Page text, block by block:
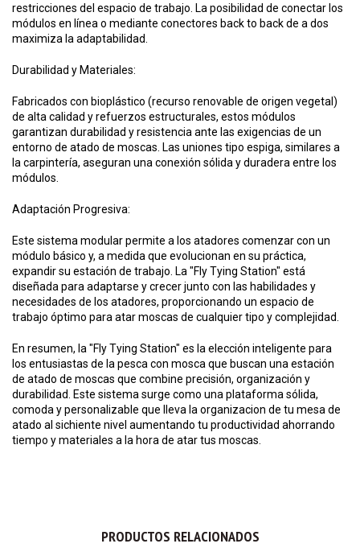
restricciones del espacio de trabajo. La posibilidad de conectar los
módulos en línea o mediante conectores back to back de a dos
maximiza la adaptabilidad.
Durabilidad y Materiales:
Fabricados con bioplástico (recurso renovable de origen vegetal)
de alta calidad y refuerzos estructurales, estos módulos
garantizan durabilidad y resistencia ante las exigencias de un
entorno de atado de moscas. Las uniones tipo espiga, similares a
la carpintería, aseguran una conexión sólida y duradera entre los
módulos.
Adaptación Progresiva:
Este sistema modular permite a los atadores comenzar con un
módulo básico y, a medida que evolucionan en su práctica,
expandir su estación de trabajo. La "Fly Tying Station" está
diseñada para adaptarse y crecer junto con las habilidades y
necesidades de los atadores, proporcionando un espacio de
trabajo óptimo para atar moscas de cualquier tipo y complejidad.
En resumen, la "Fly Tying Station" es la elección inteligente para
los entusiastas de la pesca con mosca que buscan una estación
de atado de moscas que combine precisión, organización y
durabilidad. Este sistema surge como una plataforma sólida,
comoda y personalizable que lleva la organizacion de tu mesa de
atado al sichiente nivel aumentando tu productividad ahorrando
tiempo y materiales a la hora de atar tus moscas.
PRODUCTOS RELACIONADOS